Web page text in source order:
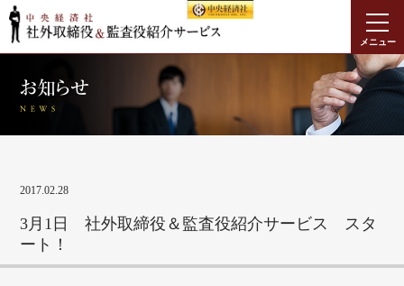
メニュー
2017.02.28
3月1日 社外取締役＆監査役紹介サービス スタ
ート！